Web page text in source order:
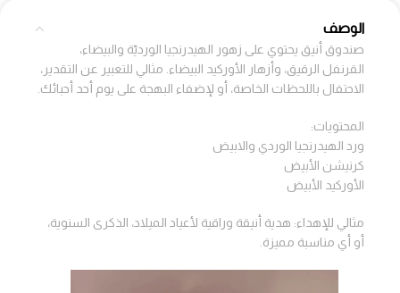
الوصف
صندوق أنيق يحتوي على زهور الهيدرنجيا الورديّة والبيضاء،
القرنفل الرقيق، وأزهار الأوركيد البيضاء. مثالي للتعبير عن التقدير،
الاحتفال باللحظات الخاصة، أو لإضفاء البهجة على يوم أحد أحبائك.
المحتويات:
ورد الهيدرنجيا الوردي والابيض
كرنيشن الأبيض
الأوركيد الأبيض
مثالي للإهداء: هدية أنيقة وراقية لأعياد الميلاد، الذكرى السنوية،
أو أي مناسبة مميزة.